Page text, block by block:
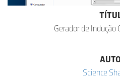
Gerador de Indução
Science